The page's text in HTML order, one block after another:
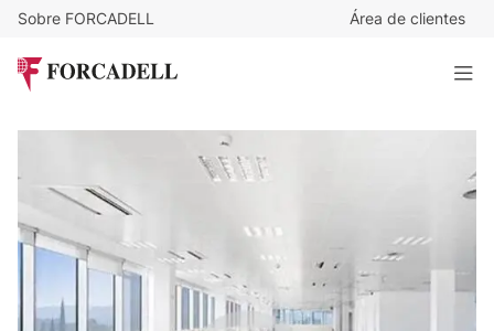
Sobre FORCADELL Área de clientes
Oficina en alquiler en el edificio Barcelona Norte. Barberà
del Vallés.